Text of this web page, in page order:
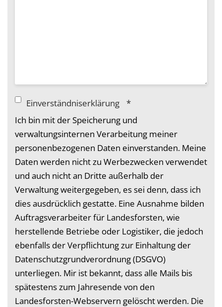
Einverständniserklärung
*
Ich bin mit der Speicherung und
verwaltungsinternen Verarbeitung meiner
personenbezogenen Daten einverstanden. Meine
Daten werden nicht zu Werbezwecken verwendet
und auch nicht an Dritte außerhalb der
Verwaltung weitergegeben, es sei denn, dass ich
dies ausdrücklich gestatte. Eine Ausnahme bilden
Auftragsverarbeiter für Landesforsten, wie
herstellende Betriebe oder Logistiker, die jedoch
ebenfalls der Verpflichtung zur Einhaltung der
Datenschutzgrundverordnung (DSGVO)
unterliegen. Mir ist bekannt, dass alle Mails bis
spätestens zum Jahresende von den
Landesforsten-Webservern gelöscht werden. Die